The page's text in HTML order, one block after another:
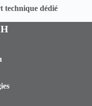
technique dédié